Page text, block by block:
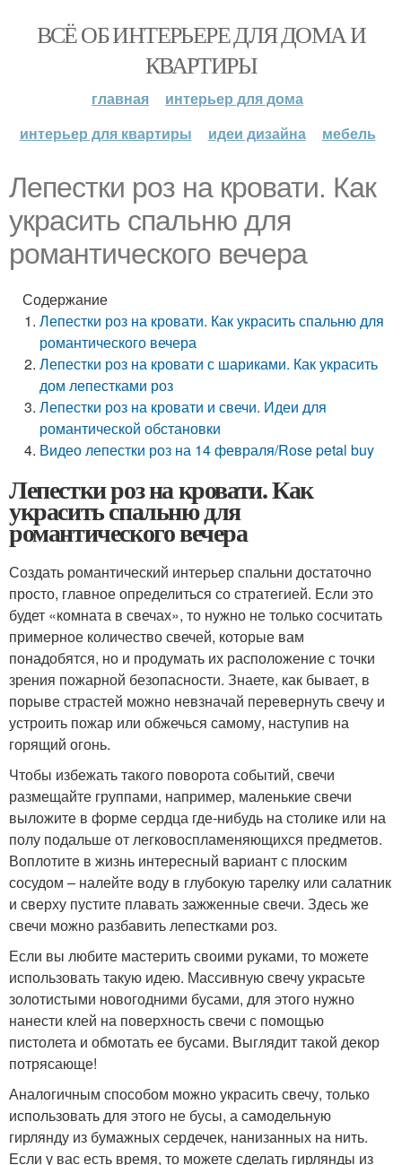
ВСЁ ОБ ИНТЕРЬЕРЕ ДЛЯ ДОМА И
КВАРТИРЫ
главная
интерьер для дома
интерьер для квартиры
идеи дизайна мебель
Лепестки роз на кровати. Как
украсить спальню для
романтического вечера
Содержание
Лепестки роз на кровати. Как украсить спальню для
романтического вечера
Лепестки роз на кровати с шариками. Как украсить
дом лепестками роз
Лепестки роз на кровати и свечи. Идеи для
романтической обстановки
Видео лепестки роз на 14 февраля/Rose petal buy
Лепестки роз на кровати. Как
украсить спальню для
романтического вечера
Создать романтический интерьер спальни достаточно
просто, главное определиться со стратегией. Если это
будет «комната в свечах», то нужно не только сосчитать
примерное количество свечей, которые вам
понадобятся, но и продумать их расположение с точки
зрения пожарной безопасности. Знаете, как бывает, в
порыве страстей можно невзначай перевернуть свечу и
устроить пожар или обжечься самому, наступив на
горящий огонь.
Чтобы избежать такого поворота событий, свечи
размещайте группами, например, маленькие свечи
выложите в форме сердца где-нибудь на столике или на
полу подальше от легковоспламеняющихся предметов.
Воплотите в жизнь интересный вариант с плоским
сосудом – налейте воду в глубокую тарелку или салатник
и сверху пустите плавать зажженные свечи. Здесь же
свечи можно разбавить лепестками роз.
Если вы любите мастерить своими руками, то можете
использовать такую идею. Массивную свечу украсьте
золотистыми новогодними бусами, для этого нужно
нанести клей на поверхность свечи с помощью
пистолета и обмотать ее бусами. Выглядит такой декор
потрясающе!
Аналогичным способом можно украсить свечу, только
использовать для этого не бусы, а самодельную
гирлянду из бумажных сердечек, нанизанных на нить.
Если у вас есть время, то можете сделать гирлянды из